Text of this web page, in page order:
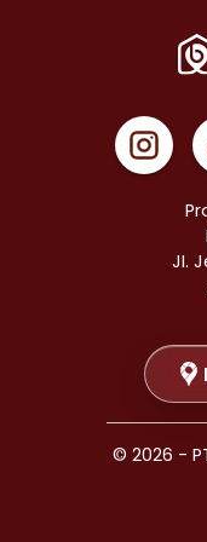
Properti
Properti
Properti
Properti
Properti
Properti
Properti
Properti
Properti
Properti
Properti
Properti
Properti
JI.
© 2026 -